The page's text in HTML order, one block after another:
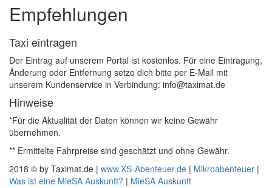
Empfehlungen
Taxi eintragen
Der Eintrag auf unserem Portal ist kostenlos. Für eine Eintragung,
Änderung oder Entfernung setze dich bitte per E-Mail mit
unserem Kundenservice in Verbindung: info@taximat.de
Hinweise
*Für die Aktualität der Daten können wir keine Gewähr
übernehmen.
** Ermittelte Fahrpreise sind geschätzt und ohne Gewähr.
2018 © by Taximat.de | www.XS-Abenteuer.de | Mikroabenteuer |
Was ist eine MieSA Auskunft? | MieSA Auskunft